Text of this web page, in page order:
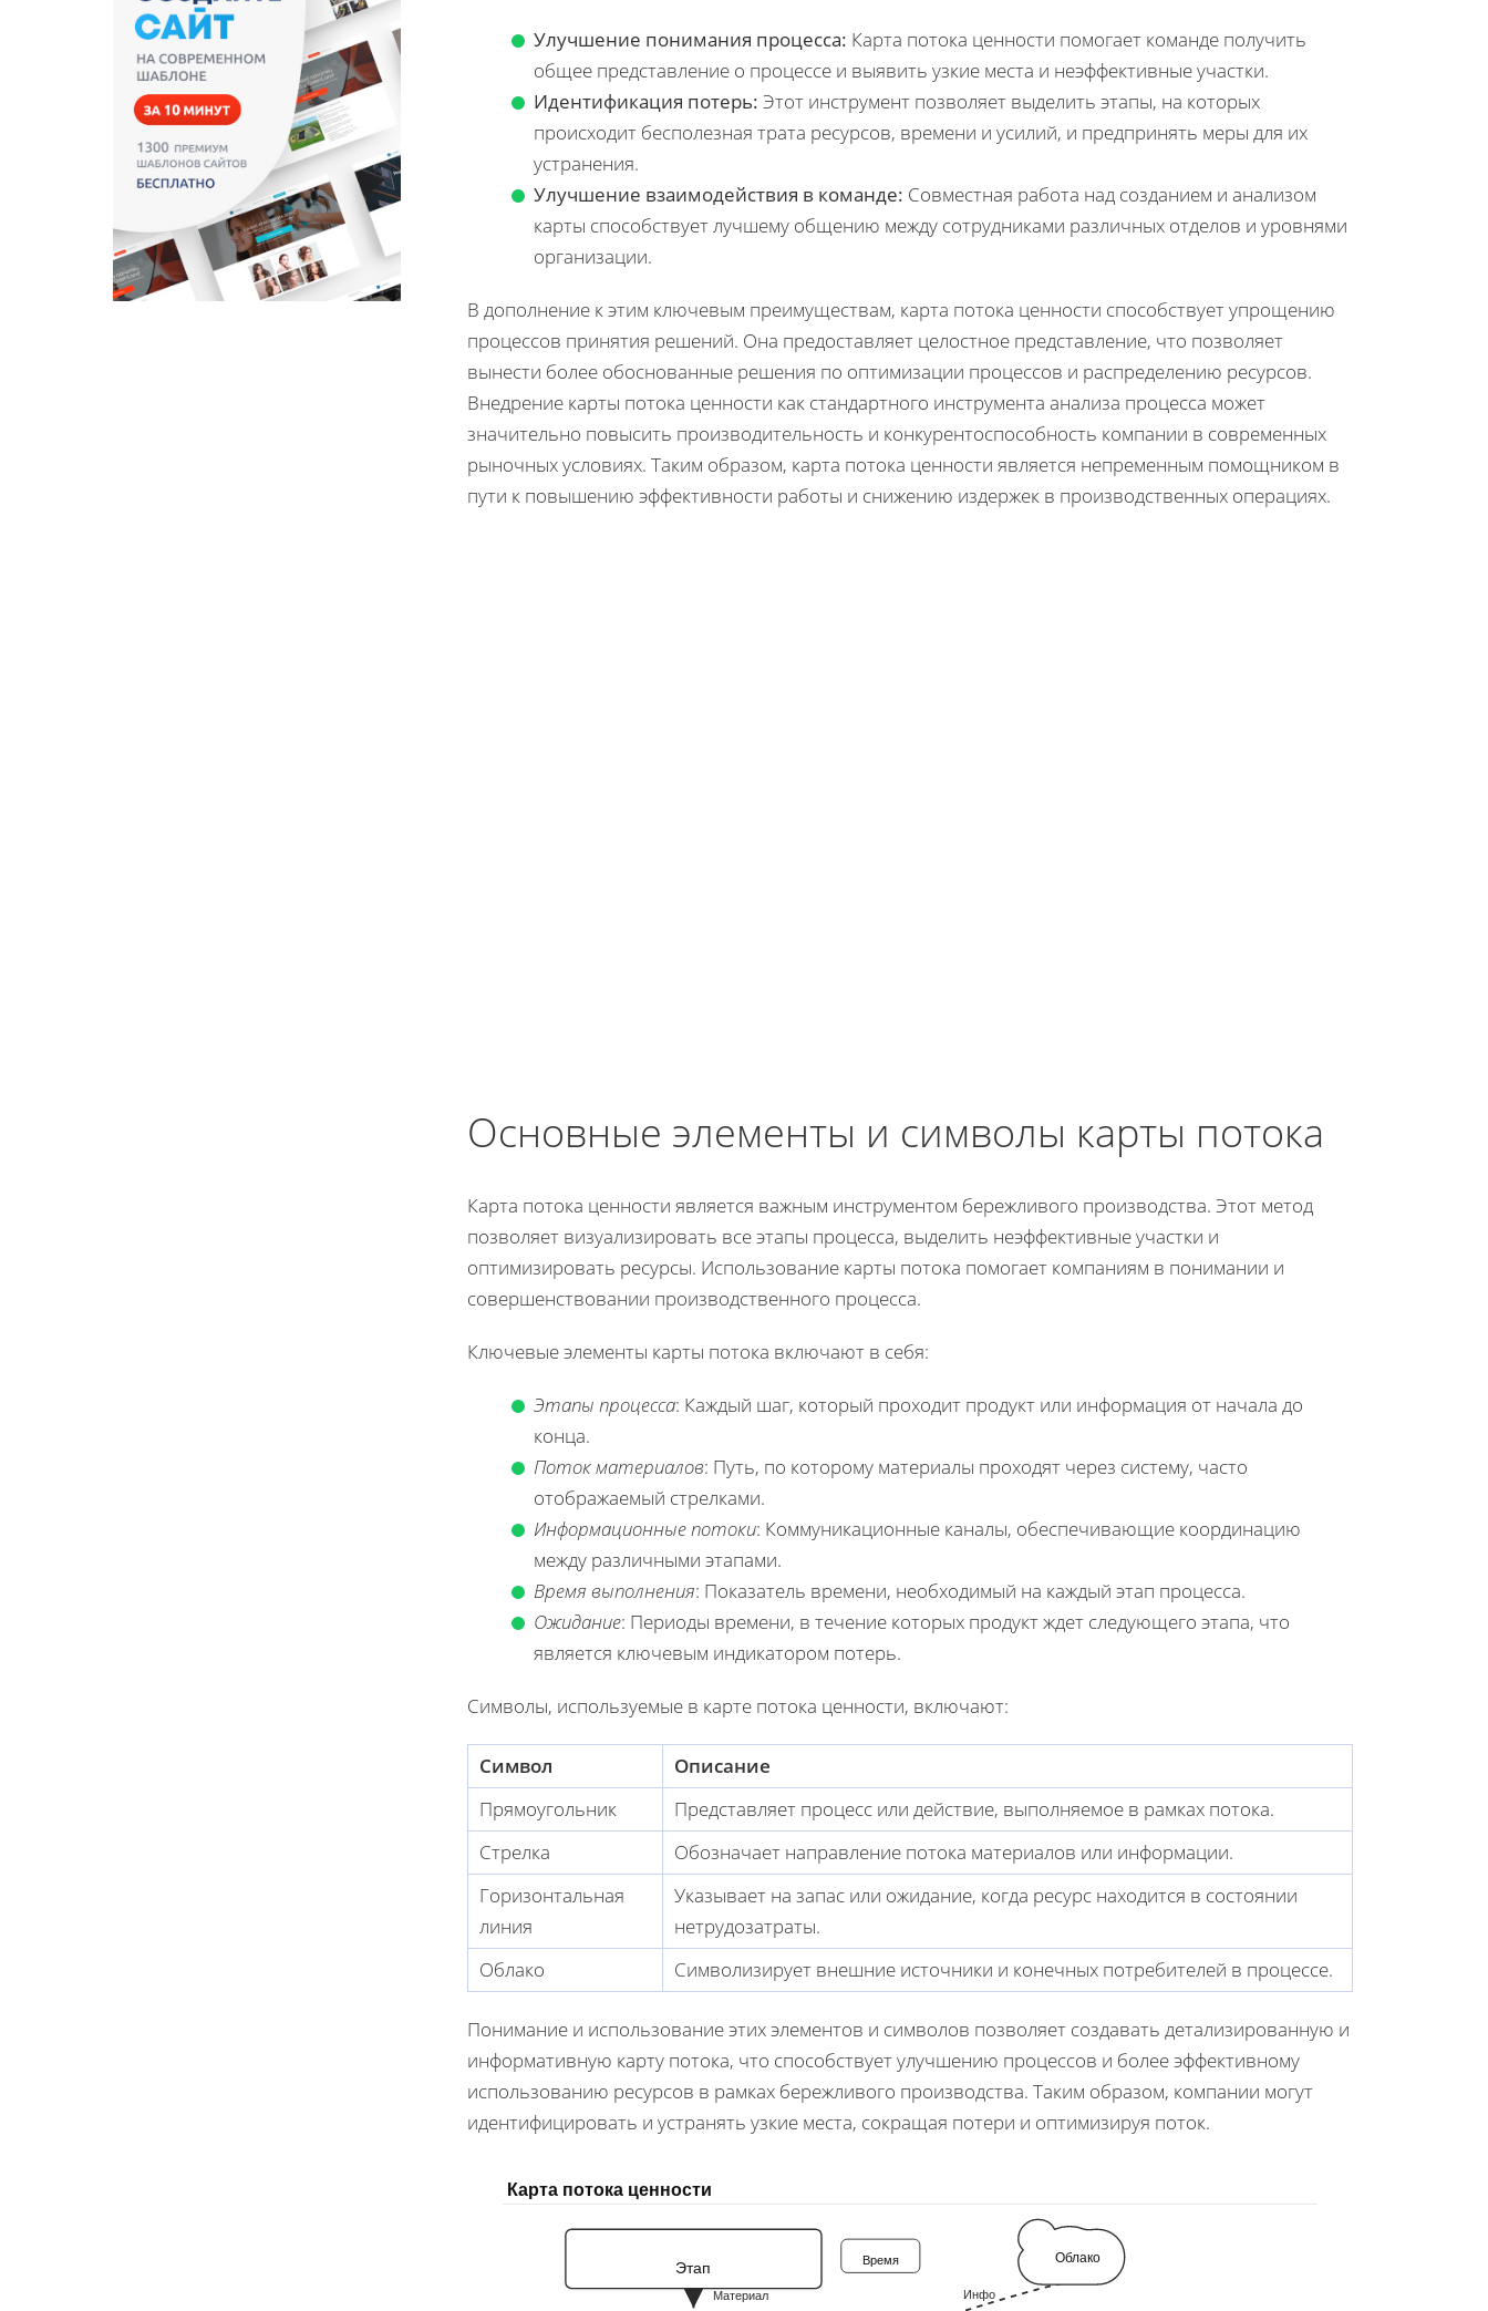
Улучшение понимания процесса: Карта потока ценности помогает команде получить
общее представление о процессе и выявить узкие места и неэффективные участки.
Идентификация потерь: Этот инструмент позволяет выделить этапы, на которых
происходит бесполезная трата ресурсов, времени и усилий, и предпринять меры для их
устранения.
Улучшение взаимодействия в команде: Совместная работа над созданием и анализом
карты способствует лучшему общению между сотрудниками различных отделов и уровнями
организации.
В дополнение к этим ключевым преимуществам, карта потока ценности способствует упрощению
процессов принятия решений. Она предоставляет целостное представление, что позволяет
вынести более обоснованные решения по оптимизации процессов и распределению ресурсов.
Внедрение карты потока ценности как стандартного инструмента анализа процесса может
значительно повысить производительность и конкурентоспособность компании в современных
рыночных условиях. Таким образом, карта потока ценности является непременным помощником в
пути к повышению эффективности работы и снижению издержек в производственных операциях.
Основные элементы и символы карты потока
Карта потока ценности является важным инструментом бережливого производства. Этот метод
позволяет визуализировать все этапы процесса, выделить неэффективные участки и
оптимизировать ресурсы. Использование карты потока помогает компаниям в понимании и
совершенствовании производственного процесса.
Ключевые элементы карты потока включают в себя:
Этапы процесса: Каждый шаг, который проходит продукт или информация от начала до
конца.
Поток материалов: Путь, по которому материалы проходят через систему, часто
отображаемый стрелками.
Информационные потоки: Коммуникационные каналы, обеспечивающие координацию
между различными этапами.
Время выполнения: Показатель времени, необходимый на каждый этап процесса.
Ожидание: Периоды времени, в течение которых продукт ждет следующего этапа, что
является ключевым индикатором потерь.
Символы, используемые в карте потока ценности, включают:
Символ
Описание
Прямоугольник
Представляет процесс или действие, выполняемое в рамках потока.
Стрелка
Обозначает направление потока материалов или информации.
Горизонтальная
линия
Указывает на запас или ожидание, когда ресурс находится в состоянии
нетрудозатраты.
Облако
Символизирует внешние источники и конечных потребителей в процессе.
Понимание и использование этих элементов и символов позволяет создавать детализированную и
информативную карту потока, что способствует улучшению процессов и более эффективному
использованию ресурсов в рамках бережливого производства. Таким образом, компании могут
идентифицировать и устранять узкие места, сокращая потери и оптимизируя поток.
Карта потока ценности
Этап
Материал Инфо
Облако
Время